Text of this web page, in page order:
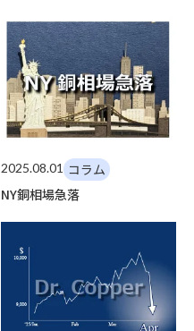
2025.08.01 コラム
NY銅相場急落